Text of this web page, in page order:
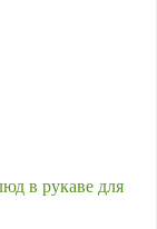
в рукаве для